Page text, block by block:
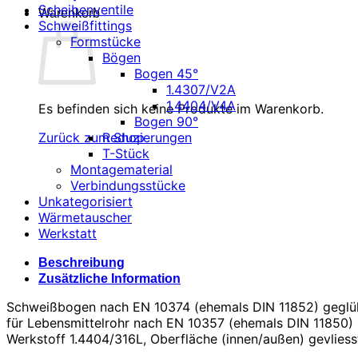
Warenkorb
Es befinden sich keine Produkte im Warenkorb.
Zurück zum Shop
Scheibenventile
Schweißfittings
Formstücke
Bögen
Bogen 45°
1.4307/V2A
1.4404/V4A
Bogen 90°
Reduzierungen
T-Stück
Montagematerial
Verbindungsstücke
Unkategorisiert
Wärmetauscher
Werkstatt
Beschreibung
Zusätzliche Information
Schweißbogen nach EN 10374 (ehemals DIN 11852)
für Lebensmittelrohr nach EN 10357 (ehemals DIN 11850)
Werkstoff 1.4404/316L, Oberfläche (innen/außen)